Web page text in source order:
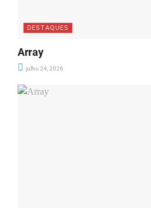
DESTAQUES
Array
julho 24, 2026